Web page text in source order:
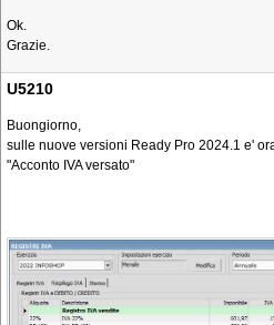
Ok.
Grazie.
U5210
Buongiorno,
sulle nuove versioni Ready Pro 2024.1 e'
"Acconto IVA versato"